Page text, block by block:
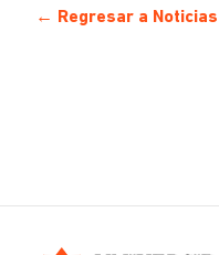
← Regresar a Noticias